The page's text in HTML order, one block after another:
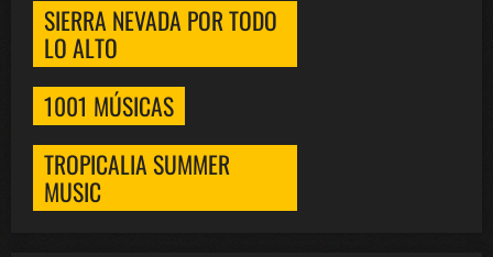
SIERRA NEVADA POR TODO
LO ALTO
1001 MÚSICAS
TROPICALIA SUMMER
MUSIC